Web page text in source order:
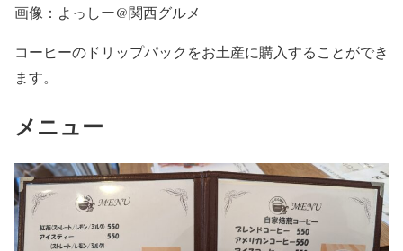
画像：よっしー@関西グルメ
コーヒーのドリップパックをお土産に購入することができ
ます。
メニュー